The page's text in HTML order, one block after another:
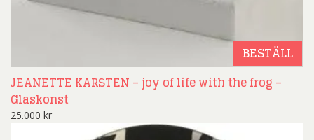
BESTÄLL
JEANETTE KARSTEN – joy of life with the frog –
Glaskonst
25.000 kr